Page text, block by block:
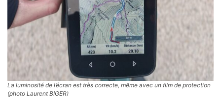
La luminosité de l’écran est très correcte, même avec un film de protection
(photo Laurent BIGER)